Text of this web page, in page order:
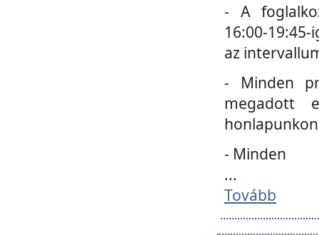
- A
16:00-
az
- Minden
megadott
- Minden
...
Tovább